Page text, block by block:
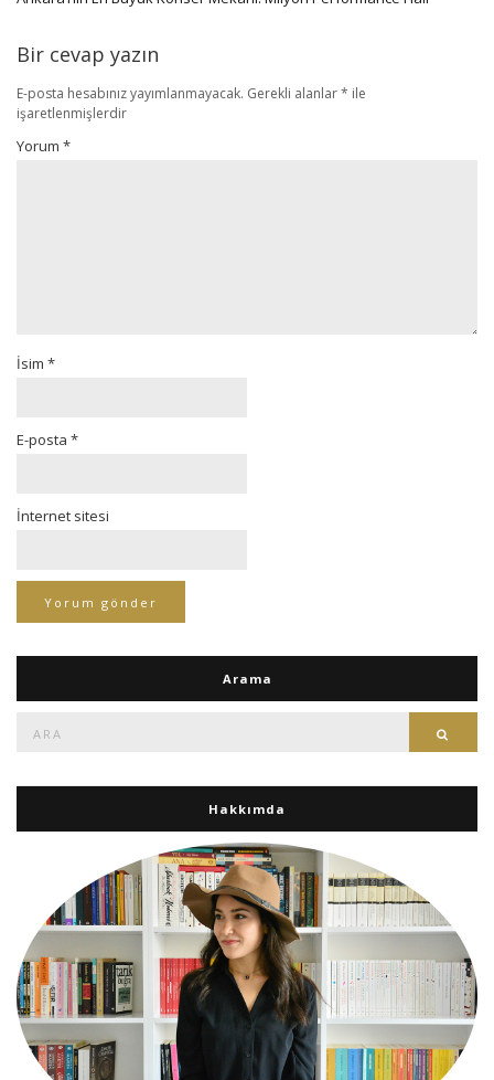
Bir cevap yazın
E-posta hesabınız yayımlanmayacak. Gerekli alanlar* ile
işaretlenmişlerdir
Yorum *
İsim *
E-posta *
İnternet sitesi
Arama
Hakkımda